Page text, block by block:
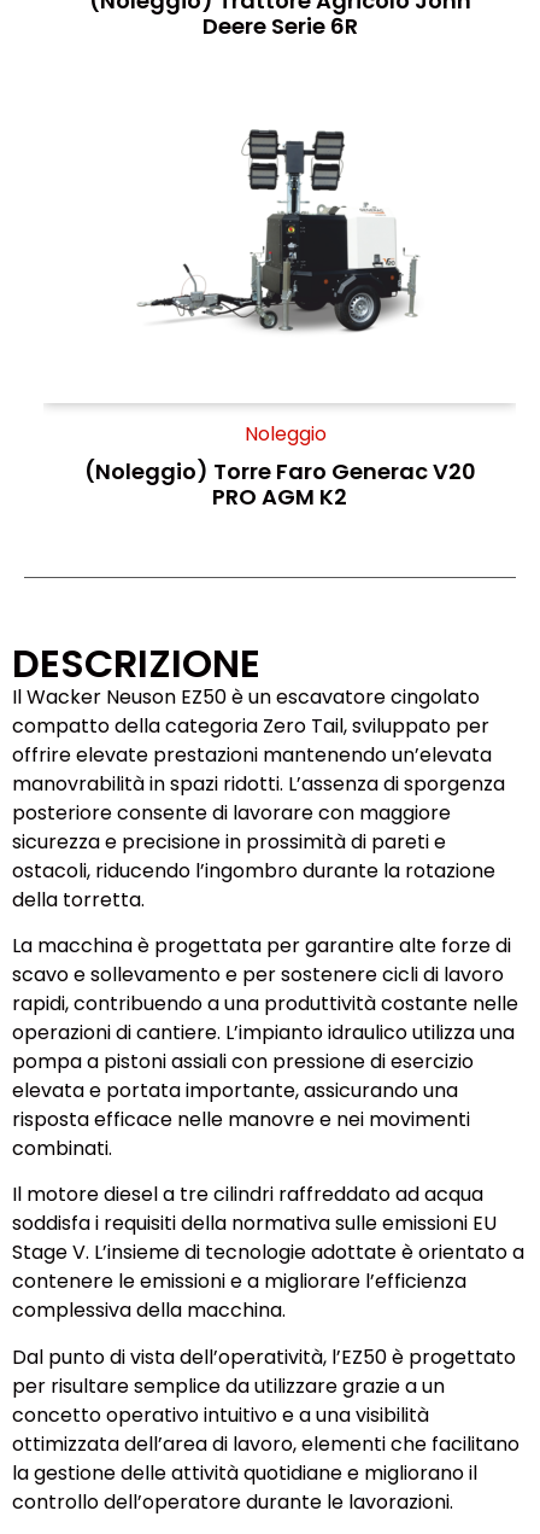
Deere Serie 6R
Noleggio
(Noleggio) Torre Faro Generac V20
PRO AGM K2
DESCRIZIONE
Il Wacker Neuson EZ50 è un escavatore cingolato
compatto della categoria Zero Tail, sviluppato per
offrire elevate prestazioni mantenendo un’elevata
manovrabilità in spazi ridotti. L’assenza di sporgenza
posteriore consente di lavorare con maggiore
sicurezza e precisione in prossimità di pareti e
ostacoli, riducendo l’ingombro durante la rotazione
della torretta.
La macchina è progettata per garantire alte forze di
scavo e sollevamento e per sostenere cicli di lavoro
rapidi, contribuendo a una produttività costante nelle
operazioni di cantiere. L’impianto idraulico utilizza una
pompa a pistoni assiali con pressione di esercizio
elevata e portata importante, assicurando una
risposta efficace nelle manovre e nei movimenti
combinati.
Il motore diesel a tre cilindri raffreddato ad acqua
soddisfa i requisiti della normativa sulle emissioni EU
Stage V. L’insieme di tecnologie adottate è orientato a
contenere le emissioni e a migliorare l’efficienza
complessiva della macchina.
Dal punto di vista dell’operatività, l’EZ50 è progettato
per risultare semplice da utilizzare grazie a un
concetto operativo intuitivo e a una visibilità
ottimizzata dell’area di lavoro, elementi che facilitano
la gestione delle attività quotidiane e migliorano il
controllo dell’operatore durante le lavorazioni.